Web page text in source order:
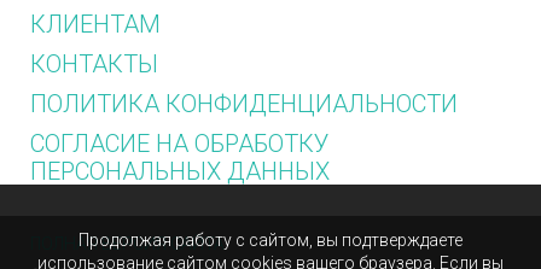
КЛИЕНТАМ
КОНТАКТЫ
ПОЛИТИКА КОНФИДЕНЦИАЛЬНОСТИ
СОГЛАСИЕ НА ОБРАБОТКУ
ПЕРСОНАЛЬНЫХ ДАННЫХ
ПОЛНАЯ ВЕРСИЯ САЙТА
Продолжая работу с сайтом, вы подтверждаете
использование сайтом cookies вашего браузера. Если вы